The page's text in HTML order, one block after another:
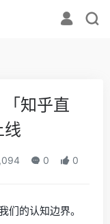
知乎直
线
0 0
们的认知边界。